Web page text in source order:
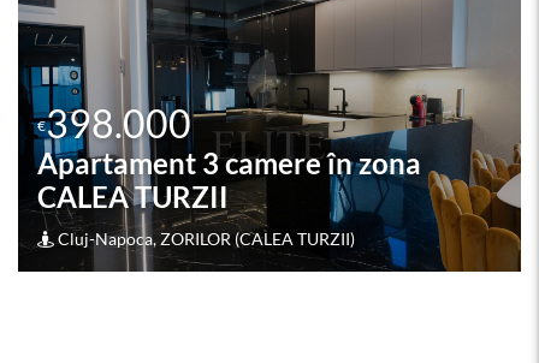
€398.000
Apartament 4 camere în zona
SEMICENTRALA